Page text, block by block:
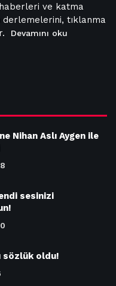
ve katma
tıklanma
Devamını oku
Nihan Aslı Aygen ile
sesinizi
sözlük oldu!